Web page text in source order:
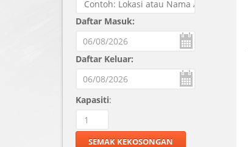
Daftar Masuk:
Daftar Keluar:
Kapasiti: